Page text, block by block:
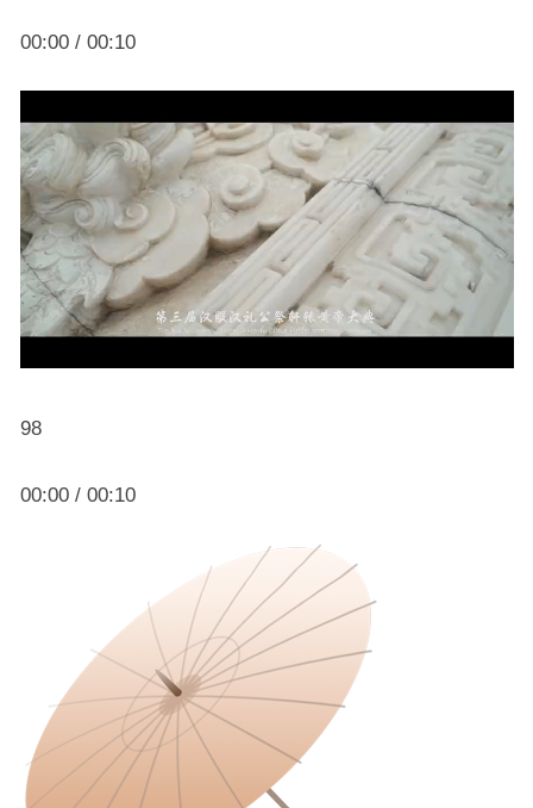
00:00 / 00:10
98
00:00 / 00:10